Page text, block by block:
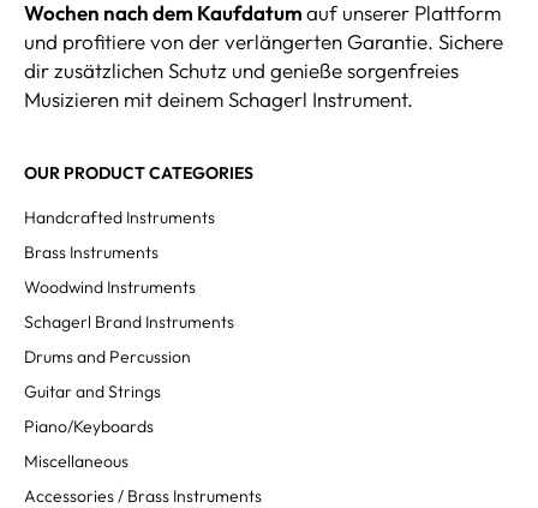
Wochen nach dem Kaufdatumauf unserer Plattform
und profitiere von der verlängerten Garantie. Sichere
dir zusätzlichen Schutz und genieße sorgenfreies
Musizieren mit deinem Schagerl Instrument.
OUR PRODUCT CATEGORIES
Handcrafted Instruments
Brass Instruments
Woodwind Instruments
Schagerl Brand Instruments
Drums and Percussion
Guitar and Strings
Piano/Keyboards
Miscellaneous
Accessories / Brass Instruments